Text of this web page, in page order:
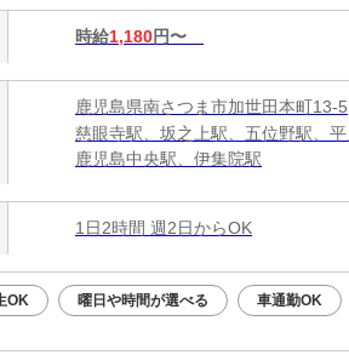
時給1,180円〜
鹿児島県南さつま市加世田本町13-5
慈眼寺駅、坂之上駅、五位野駅、
鹿児島中央駅、伊集院駅
1日2時間 週2日からOK
OK 曜日や時間が選べる 車通勤OK